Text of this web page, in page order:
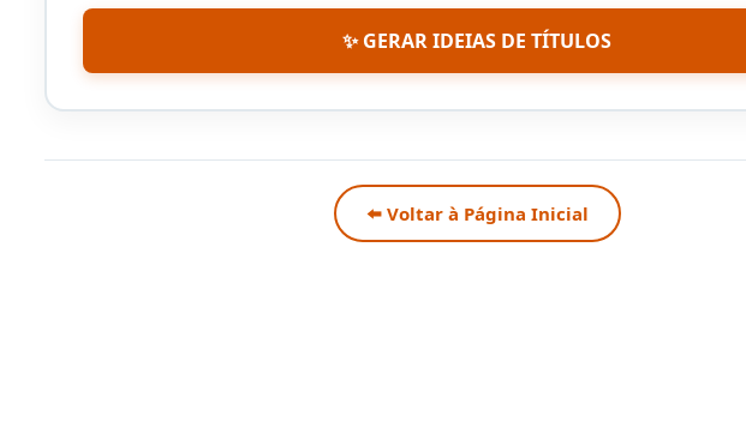
✨ GERAR IDEIAS DE TÍTULOS
⬅️ Voltar à Página Inicial